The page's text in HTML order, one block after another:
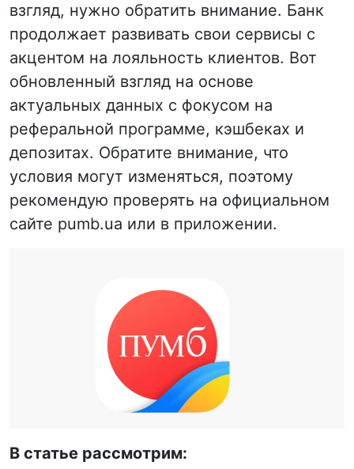
взгляд, нужно обратить внимание. Банк
продолжает развивать свои сервисы с
акцентом на лояльность клиентов. Вот
обновленный взгляд на основе
актуальных данных с фокусом на
реферальной программе, кэшбеках и
депозитах. Обратите внимание, что
условия могут изменяться, поэтому
рекомендую проверять на официальном
сайте pumb.ua или в приложении.
В статье рассмотрим: